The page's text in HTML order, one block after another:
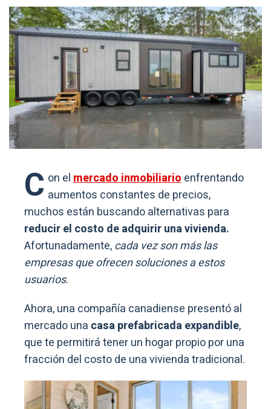
C on elmercado inmobiliarioenfrentando
aumentos constantes de precios,
muchos están buscando alternativas para
reducir el costo de adquirir una vivienda.
Afortunadamente,cada vez son más las
empresas que ofrecen soluciones a estos
usuarios.
Ahora, una compañía canadiense presentó al
mercado una casa prefabricada expandible,
que te permitirá tener un hogar propio por una
fracción del costo de una vivienda tradicional.